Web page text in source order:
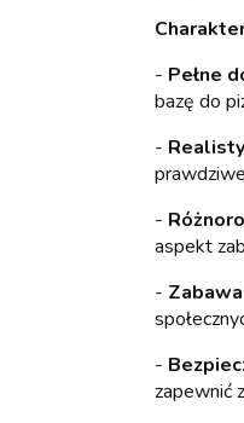
- Pełne
bazę do
-
-
aspekt
-
-
zapewnić